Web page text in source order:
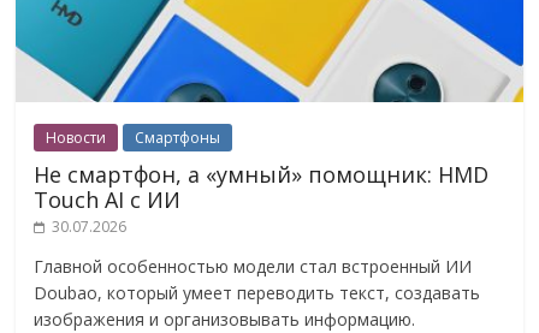
Новости Смартфоны
Не смартфон, а «умный» помощник: HMD
Touch AI с ИИ
30.07.2026
Главной особенностью модели стал встроенный ИИ
Doubao, который умеет переводить текст, создавать
изображения и организовывать информацию.